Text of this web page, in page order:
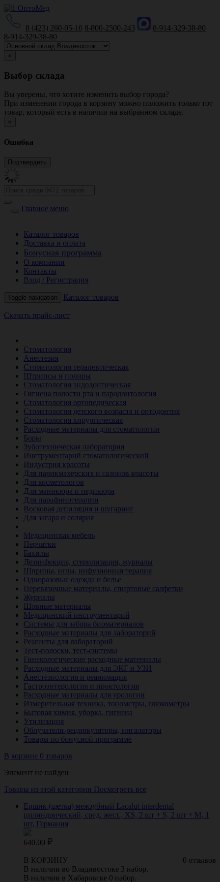
8 (423) 260-05-10 8-800-2500-243
8-914-329-38-80
8-914-329-38-80
×
Выбор склада
Вы уверены, что хотите изменить выбор города?
При изменении города в корзину можно положить только тот
товар, который есть в наличии на выбранном складе.
×
Ошибка
Главное меню
Каталог товаров
Доставка и оплата
Бонусная программа
О компании
Контакты
Вход / Регистрация
Toggle navigation Каталог товаров
Скачать прайс-лист
Стоматология
Анестезия
Стоматология терапевтическая
Штрипсы и полиры
Стоматология эндодонтическая
Гигиена полости рта и пародонтология
Стоматология ортопедическая
Стоматология детского возраста и ортодонтия
Стоматология хирургическая
Расходные материалы для стоматологии
Боры
Зуботехническая лаборатория
Инструментарий стоматологический
Индустрия красоты
Для парикмахерских и салонов красоты
Для косметологов
Для маникюра и педикюра
Для парафинотерапии
Восковая депиляция и шугаринг
Для загара и солярия
Медицинская мебель
Перчатки
Бахилы
Дезинфекция, стерилизация, журналы
Шприцы, иглы, инфузионная терапия
Одноразовые одежда и белье
Перевязочные материалы, спиртовые салфетки
Журналы
Шовные материалы
Медицинский инструментарий
Системы для забора биоматериалов
Расходные материалы для лабораторий
Реагенты для лабораторий
Тест-полоски, тест-системы
Гинекологические расходные материалы
Расходные материалы для ЭКГ и УЗИ
Анестезиология и реанимация
Гастроэнтерология и проктология
Расходные материалы для урологии
Измерительная техника, тонометры, глюкометры
Бытовая химия, уборка, гигиена
Утилизация
Облучатели-рециркуляторы, ингаляторы
Товары по бонусной программе
В корзине 0 товаров
Элемент не найден
Товары из этой категории Посмотреть все
Ершик (щетка) межзубный Lacalut interdental
цилиндрический, сред. жест., XS, 2 шт + S, 2 шт + M, 1
шт, Германия
640.00
0 отзывов
В КОРЗИНУ
В наличии во Владивостоке 3 набор.
В наличии в Хабаровске 0 набор.